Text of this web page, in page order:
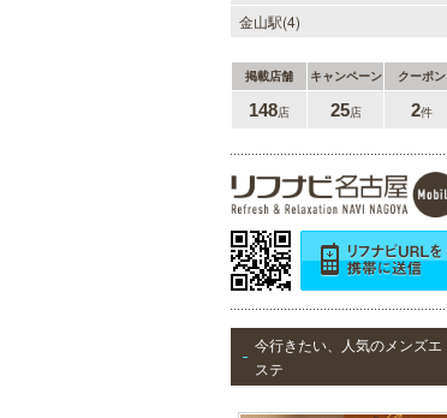
金山駅(4)
掲載店舗 キャンペーン クーポン
148店 25店 2件
今行きたい、人気のメンズエ
ステ